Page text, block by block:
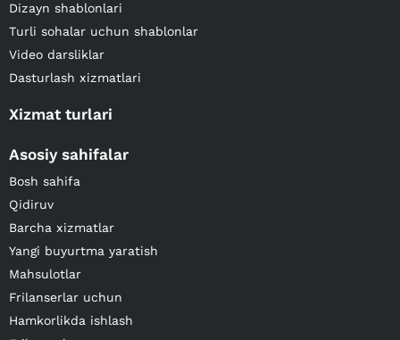
Dizayn shablonlari
Turli sohalar uchun shablonlar
Video darsliklar
Dasturlash xizmatlari
Xizmat turlari
Asosiy sahifalar
Bosh sahifa
Qidiruv
Barcha xizmatlar
Yangi buyurtma yaratish
Mahsulotlar
Frilanserlar uchun
Hamkorlikda ishlash